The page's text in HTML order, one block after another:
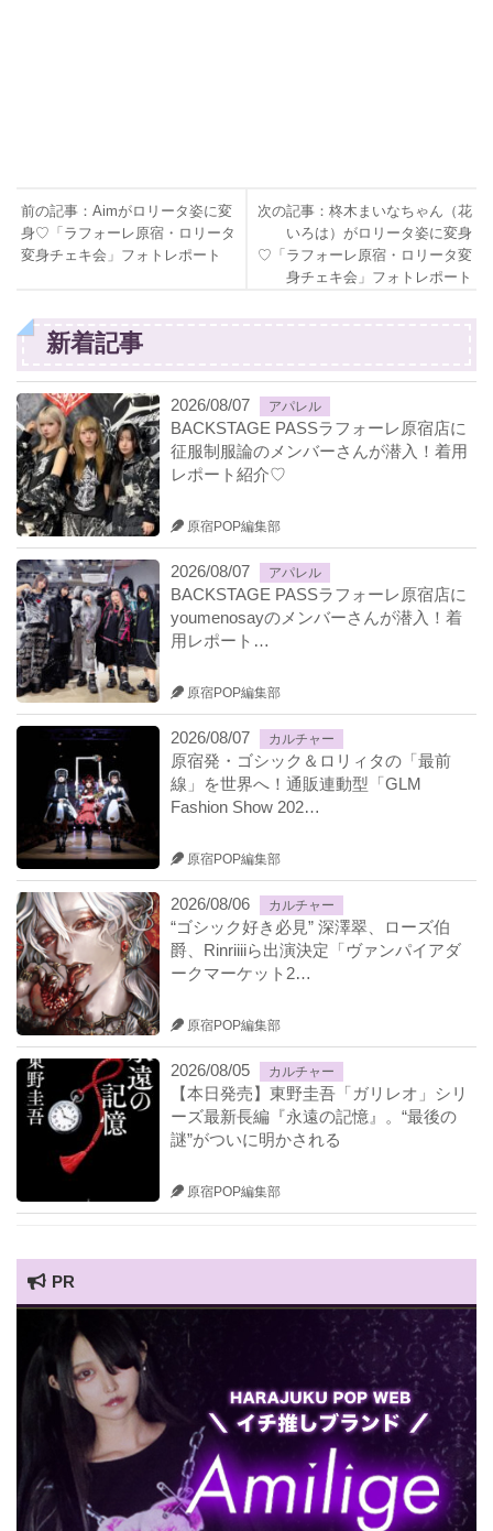
前の記事：Aimがロリータ姿に変
身♡「ラフォーレ原宿・ロリータ
変身チェキ会」フォトレポート
次の記事：柊木まいなちゃん（花
いろは）がロリータ姿に変身
♡「ラフォーレ原宿・ロリータ変
身チェキ会」フォトレポート
新着記事
2026/08/07 アパレル
BACKSTAGE PASSラフォーレ原宿店に
征服制服論のメンバーさんが潜入！着用
レポート紹介♡
原宿POP編集部
2026/08/07 アパレル
BACKSTAGE PASSラフォーレ原宿店に
youmenosayのメンバーさんが潜入！着
用レポート…
原宿POP編集部
2026/08/07 カルチャー
原宿発・ゴシック＆ロリィタの「最前
線」を世界へ！通販連動型「GLM
Fashion Show 202…
原宿POP編集部
2026/08/06 カルチャー
“ゴシック好き必見” 深澤翠、ローズ伯
爵、Rinriiiiら出演決定「ヴァンパイアダ
ークマーケット2…
原宿POP編集部
2026/08/05 カルチャー
【本日発売】東野圭吾「ガリレオ」シリ
ーズ最新長編『永遠の記憶』。“最後の
謎”がついに明かされる
原宿POP編集部
PR
HARAJUKU POP TV